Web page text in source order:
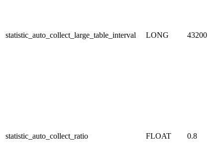
statistic_auto_collect_large_table_interval LONG 43200
statistic_auto_collect_ratio FLOAT 0.8